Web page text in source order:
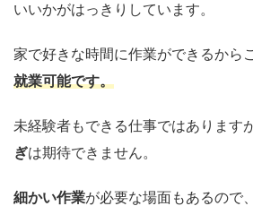
いいかがはっきりしています。
家で好きな時間に作業ができるから
就業可能です。
未経験者もできる仕事ではあります
ぎは期待できません。
細かい作業が必要な場面もあるので